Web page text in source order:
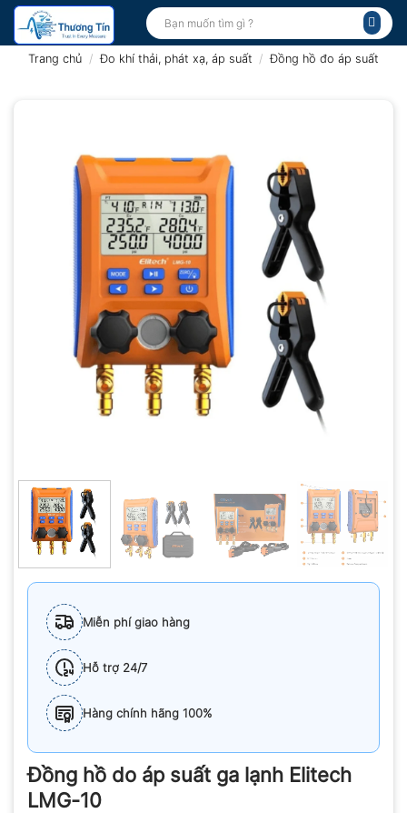
Bỏ
qua
Tìm
kiếm:
Trang chủ / Đo khí thải, phát xạ, áp suất / Đồng hồ đo áp suất
Miễn phí giao hàng
Hỗ trợ 24/7
Hàng chính hãng 100%
Đồng hồ do áp suất ga lạnh Elitech
LMG-10